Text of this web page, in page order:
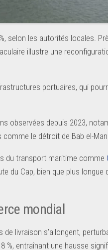
selon les autorités locales.
illustre une
portuaires, qui
observées depuis 2023,
le détroit de Bab el-
du transport maritime comme
du Cap, bien que plus longue
mondial
livraison s’allongent,
%, entraînant une hausse